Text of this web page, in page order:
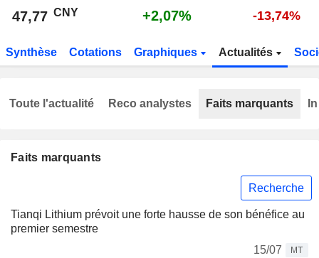
47,77 CNY +2,07% -13,74%
Synthèse Cotations Graphiques Actualités
Faits marquants
Recherche
Tianqi Lithium prévoit une forte hausse de son bénéfice au
premier semestre
15/07
MT
Toute l'actualité Reco analystes Faits marquants